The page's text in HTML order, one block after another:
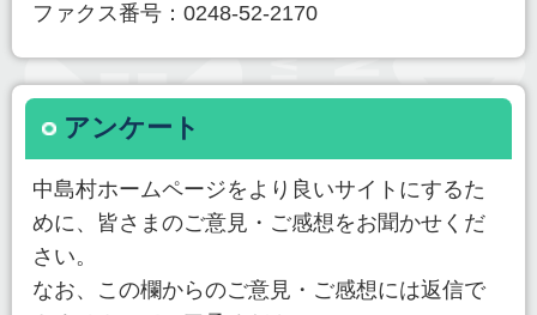
ファクス番号：0248-52-2170
アンケート
中島村ホームページをより良いサイトにするた
めに、皆さまのご意見・ご感想をお聞かせくだ
さい。
なお、この欄からのご意見・ご感想には返信で